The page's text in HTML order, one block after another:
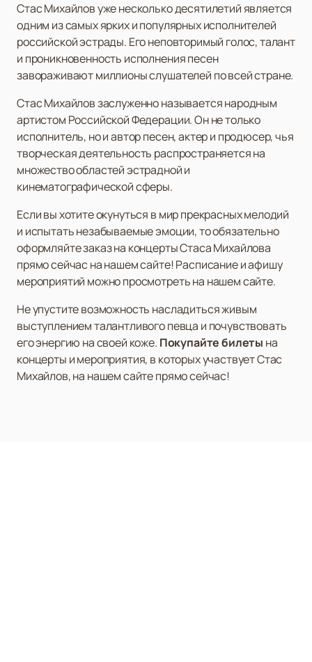
Стас Михайлов уже несколько десятилетий является
одним из самых ярких и популярных исполнителей
российской эстрады. Его неповторимый голос, талант
и проникновенность исполнения песен
завораживают миллионы слушателей по всей стране.
Стас Михайлов заслуженно называется народным
артистом Российской Федерации. Он не только
исполнитель, но и автор песен, актер и продюсер, чья
творческая деятельность распространяется на
множество областей эстрадной и
кинематографической сферы.
Если вы хотите окунуться в мир прекрасных мелодий
и испытать незабываемые эмоции, то обязательно
оформляйте заказ на концерты Стаса Михайлова
прямо сейчас на нашем сайте! Расписание и афишу
мероприятий можно просмотреть на нашем сайте.
Не упустите возможность насладиться живым
выступлением талантливого певца и почувствовать
его энергию на своей коже. Покупайте билеты на
концерты и мероприятия, в которых участвует Стас
Михайлов, на нашем сайте прямо сейчас!